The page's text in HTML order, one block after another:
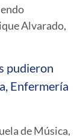
Alvarado,
pudieron
Enfermería
de Música,